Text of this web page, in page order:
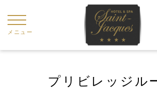
メニュー
プリビレッジル
クッキー利用の管理について